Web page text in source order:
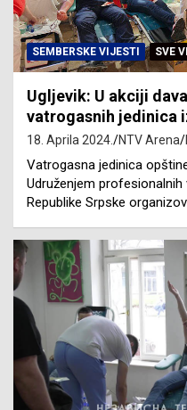
SEMBERSKE VIJESTI SVE
Ugljevik: U akciji
vatrogasnih jedinica
18. Aprila 2024. NTV Arena
Vatrogasna jedinica
Udruženjem
Republike Srpske